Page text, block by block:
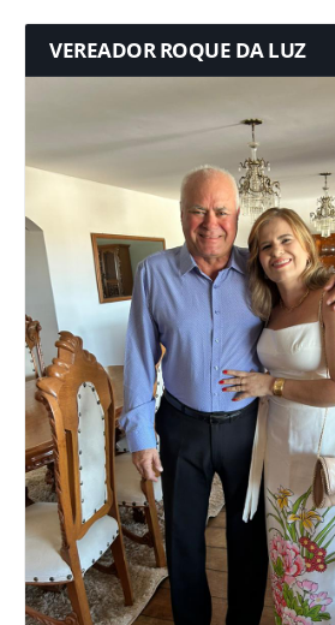
VEREADOR ROQUE DA LUZ